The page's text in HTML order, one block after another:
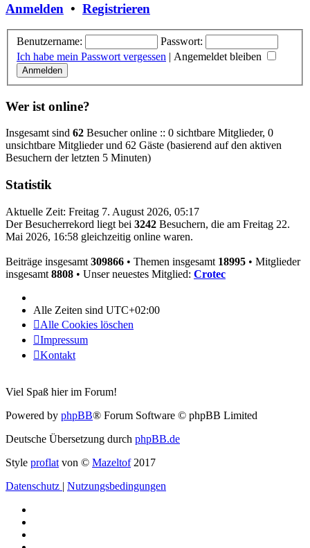
Anmelden • Registrieren
Benutzername:
Passwort:
Ich habe mein Passwort vergessen | Angemeldet bleiben
Wer ist online?
Insgesamt sind 62 Besucher online :: 0 sichtbare Mitglieder, 0
unsichtbare Mitglieder und 62 Gäste (basierend auf den aktiven
Besuchern der letzten 5 Minuten)
Statistik
Aktuelle Zeit: Freitag 7. August 2026, 05:17
Der Besucherrekord liegt bei 3242 Besuchern, die am Freitag 22.
Mai 2026, 16:58 gleichzeitig online waren.
Beiträge insgesamt 309866 • Themen insgesamt 18995 • Mitglieder
insgesamt 8808 • Unser neuestes Mitglied: Crotec
Alle Zeiten sind UTC+02:00
Alle Cookies löschen
Impressum
Kontakt
Viel Spaß hier im Forum!
Powered by phpBB® Forum Software © phpBB Limited
Deutsche Übersetzung durch phpBB.de
Style proflat von © Mazeltof2017
Datenschutz | Nutzungsbedingungen